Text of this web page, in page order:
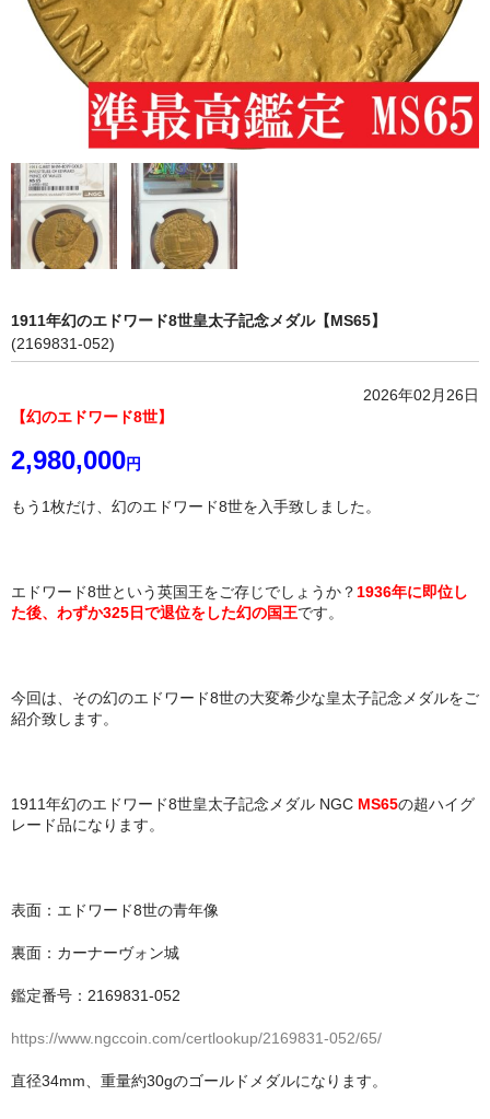
各種代行
ご注文の流れ
1911年幻のエドワード8世皇太子記念メダル【MS65】
(2169831-052)
2026年02月26日
【幻のエドワード8世】
2,980,000円
もう1枚だけ、幻のエドワード8世を入手致しました。
エドワード8世という英国王をご存じでしょうか？ 1936年に即位し
た後、わずか325日で退位をした幻の国王です。
今回は、その幻のエドワード8世の大変希少な皇太子記念メダルをご
紹介致します。
1911年幻のエドワード8世皇太子記念メダル NGC MS65の超ハイグ
レード品になります。
表面：エドワード8世の青年像
裏面：カーナーヴォン城
鑑定番号：2169831-052
https://www.ngccoin.com/certlookup/2169831-052/65/
直径34mm、重量約30gのゴールドメダルになります。